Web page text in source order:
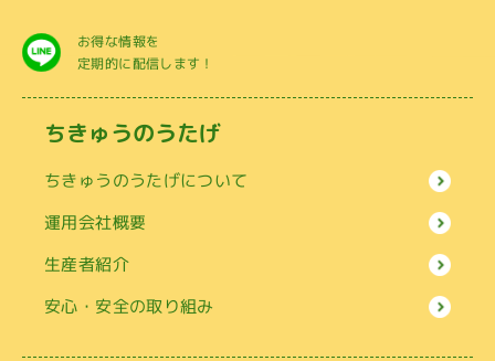
お得な情報を
定期的に配信します！
ちきゅうのうたげ
ちきゅうのうたげについて
運用会社概要
生産者紹介
安心・安全の取り組み